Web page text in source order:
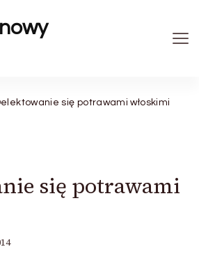
się potrawami włoskimi
się potrawami